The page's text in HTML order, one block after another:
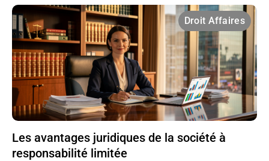
Droit Affaires
Les avantages juridiques de la société à
responsabilité limitée